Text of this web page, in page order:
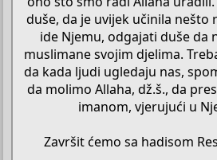
duše, da je uvijek učinila nešto
ide Njemu, odgajati duše da
muslimane svojim djelima.
da kada ljudi ugledaju nas,
da molimo Allaha, dž.š., da
imanom, vjerujući u
Završit ćemo sa hadisom